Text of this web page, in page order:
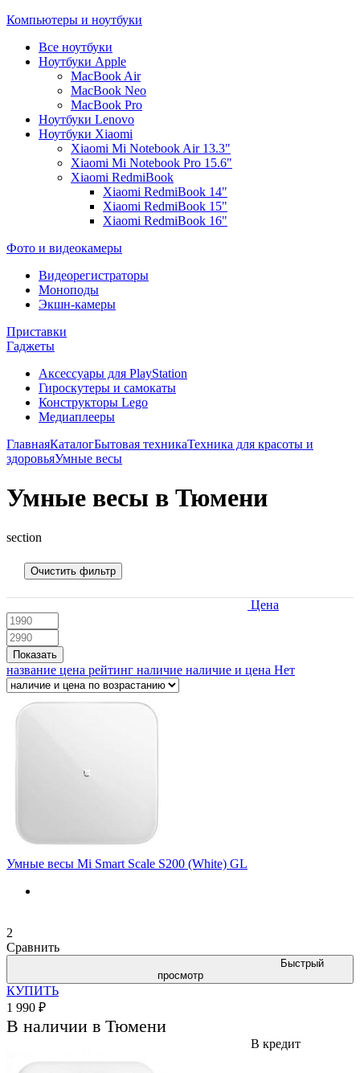
Компьютеры и ноутбуки
Все ноутбуки
Ноутбуки Apple
MacBook Air
MacBook Neo
MacBook Pro
Ноутбуки Lenovo
Ноутбуки Xiaomi
Xiaomi Mi Notebook Air 13.3"
Xiaomi Mi Notebook Pro 15.6"
Xiaomi RedmiBook
Xiaomi RedmiBook 14"
Xiaomi RedmiBook 15"
Xiaomi RedmiBook 16"
Фото и видеокамеры
Видеорегистраторы
Моноподы
Экшн-камеры
Приставки
Гаджеты
Аксессуары для PlayStation
Гироскутеры и самокаты
Конструкторы Lego
Медиаплееры
ГлавнаяКаталогБытовая техникаТехника для красоты и
здоровьяУмные весы
Умные весы в Тюмени
section
Очистить фильтр
Цена
Показать
название цена рейтинг наличие наличие и цена Нет
Умные весы Mi Smart Scale S200 (White) GL
2
Сравнить
Быстрый
просмотр
КУПИТЬ
1 990 ₽
В наличии в Тюмени
В кредит